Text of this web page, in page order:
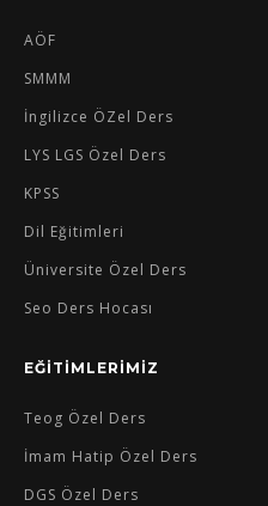
AÖF
SMMM
İngilizce ÖZel Ders
LYS LGS Özel Ders
KPSS
Dil Eğitimleri
Üniversite Özel Ders
Seo Ders Hocası
EĞİTİMLERİMİZ
Teog Özel Ders
İmam Hatip Özel Ders
DGS Özel Ders